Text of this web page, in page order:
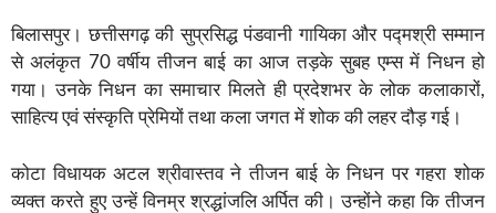
बिलासपुर। छत्तीसगढ़ की सुप्रसिद्ध पंडवानी गायिका और पद्मश्री सम्मान
से अलंकृत 70 वर्षीय तीजन बाई का आज तड़के सुबह एम्स में निधन हो
गया। उनके निधन का समाचार मिलते ही प्रदेशभर के लोक कलाकारों,
साहित्य एवं संस्कृति प्रेमियों तथा कला जगत में शोक की लहर दौड़ गई।
कोटा विधायक अटल श्रीवास्तव ने तीजन बाई के निधन पर गहरा शोक
व्यक्त करते हुए उन्हें विनम्र श्रद्धांजलि अर्पित की। उन्होंने कहा कि तीजन